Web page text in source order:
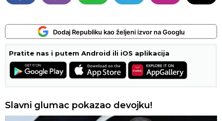
Dodaj Republiku kao željeni izvor na Googlu
Pratite nas i putem Android ili iOS aplikacija
Slavni glumac pokazao devojku!